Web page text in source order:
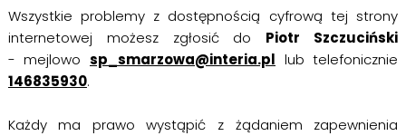
Wszystkie problemy z dostępnością cyfrową tej strony
internetowej możesz zgłosić do Piotr Szczuciński
- mejlowo sp_smarzowa@interia.pl lub telefonicznie
146835930.
Każdy ma prawo wystąpić z żądaniem zapewnienia